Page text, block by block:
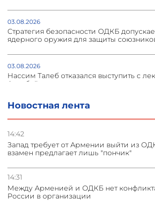
Новостная лента
14:42
Запад требует от Армении выйти из
взамен предлагает лишь "пончик"
14:31
Между Арменией и ОДКБ нет
России в организации
03.08.2026
Стратегия безопасности ОДКБ
ядерного оружия для защиты
03.08.2026
Нассим Талеб отказался выступить с
Азербайджане
31.07.2026
Сотрудничество и очереди – детали
31.07.2026
31.07.2026